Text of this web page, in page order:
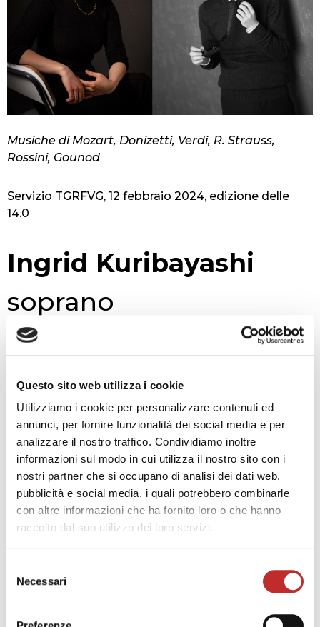
Questo sito web utilizza i cookie
Utilizziamo i cookie per personalizzare contenuti ed
annunci, per fornire funzionalità dei social media e per
analizzare il nostro traffico. Condividiamo inoltre
informazioni sul modo in cui utilizza il nostro sito con i
nostri partner che si occupano di analisi dei dati web,
pubblicità e social media, i quali potrebbero combinarle
con altre informazioni che ha fornito loro o che hanno
raccolto dal suo utilizzo dei loro servizi.
delNecessari
Musiche di Mozart, Donizetti, Verdi, R. Strauss,
Rossini, Gounod
Servizio TGRFVG, 12 febbraio 2024, edizione delle
14.0
Ingrid Kuribayashi
soprano
è un soprano americano-giapponese
alla Rutgers University nel New Jersey,
USA, con una tesi in Storia dell’Arte e
Letteratura Francese, con particolare
attenzione alla storia del teatro italiano e
francese. Nel 2021 si è trasferita in Italia
per frequentare il biennio specialistico di
canto lirico al Conservatorio di Milano
dove si è laureata in ottobre 2023.
ruolo di Pamina di
di
A settembre è risultata vincitrice della IX